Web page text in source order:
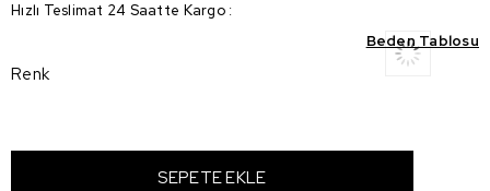
Hızlı Teslimat 24 Saatte Kargo :
Beden Tablosu
Renk